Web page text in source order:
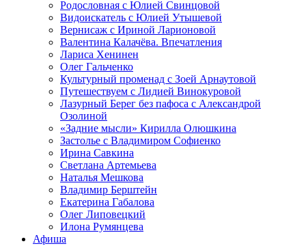
Родословная с Юлией Свинцовой
Видоискатель с Юлией Утышевой
Вернисаж с Ириной Ларионовой
Валентина Калачёва. Впечатления
Лариса Хенинен
Олег Гальченко
Культурный променад с Зоей Арнаутовой
Путешествуем с Лидией Винокуровой
Лазурный Берег без пафоса с Александрой
Озолиной
«Задние мысли» Кирилла Олюшкина
Застолье с Владимиром Софиенко
Ирина Савкина
Светлана Артемьева
Наталья Мешкова
Владимир Берштейн
Екатерина Габалова
Олег Липовецкий
Илона Румянцева
Афиша